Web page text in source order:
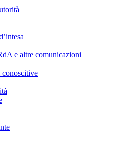
e altre comunicazioni
conoscitive